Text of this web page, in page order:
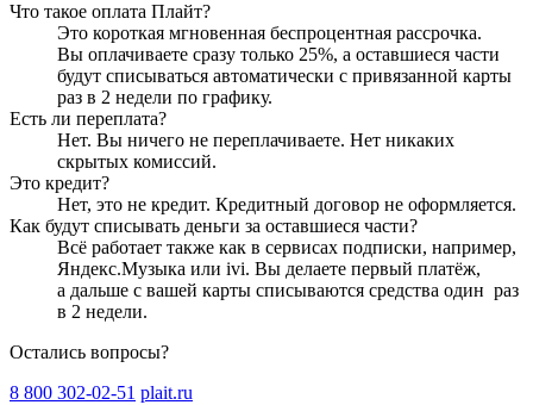
Что такое оплата Плайт?
Это короткая мгновенная беспроцентная рассрочка.
Вы оплачиваете сразу только 25%, а оставшиеся части
будут списываться автоматически с привязанной карты
раз в 2 недели по графику.
Есть ли переплата?
Нет. Вы ничего не переплачиваете. Нет никаких
скрытых комиссий.
Это кредит?
Нет, это не кредит. Кредитный договор не оформляется.
Как будут списывать деньги за оставшиеся части?
Всё работает также как в сервисах подписки, например,
Яндекс.Музыка или ivi. Вы делаете первый платёж,
а дальше с вашей карты списываются средства один раз
в 2 недели.
Остались вопросы?
8 800 302-02-51 plait.ru